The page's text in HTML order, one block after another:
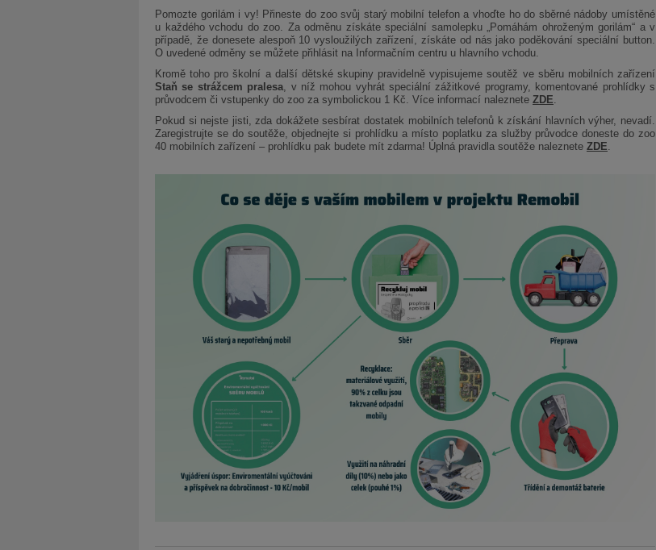
Pomozte gorilám i vy! Přineste do zoo svůj starý mobilní telefon a vhoďte ho do sběrné nádoby umístěné
u každého vchodu do zoo. Za odměnu získáte speciální samolepku „Pomáhám ohroženým gorilám“ a v
případě, že donesete alespoň 10 vysloužilých zařízení, získáte od nás jako poděkování speciální button.
O uvedené odměny se můžete přihlásit na Informačním centru u hlavního vchodu.
Kromě toho pro školní a další dětské skupiny pravidelně vypisujeme soutěž ve sběru mobilních zařízení
Staň se strážcem pralesa, v níž mohou vyhrát speciální zážitkové programy, komentované prohlídky s
průvodcem či vstupenky do zoo za symbolickou 1 Kč. Více informací naleznete ZDE.
Pokud si nejste jisti, zda dokážete sesbírat dostatek mobilních telefonů k získání hlavních výher, nevadí.
Zaregistrujte se do soutěže, objednejte si prohlídku a místo poplatku za služby průvodce doneste do zoo
40 mobilních zařízení – prohlídku pak budete mít zdarma! Úplná pravidla soutěže naleznete ZDE.